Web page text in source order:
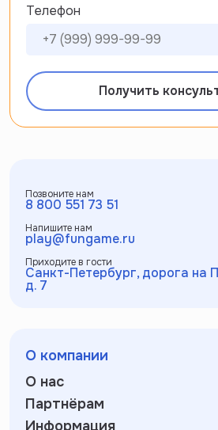
Телефон
Получить
Позвоните нам
8 800 551 73 51
Напишите нам
play@fungame.ru
Приходите в гости
Санкт-Петербург, дорога на
д. 7
О компании
О нас
Партнёрам